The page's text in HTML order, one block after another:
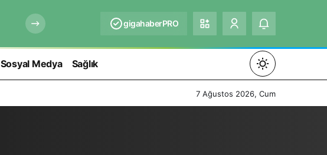
gigahaberPRO
Sosyal Medya Sağlık
Mod
değiştir
7 Ağustos 2026, Cum